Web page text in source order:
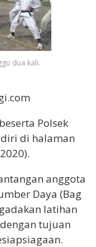
dua kali.
Polsek
di halaman
anggota
Daya (Bag
latihan
tujuan